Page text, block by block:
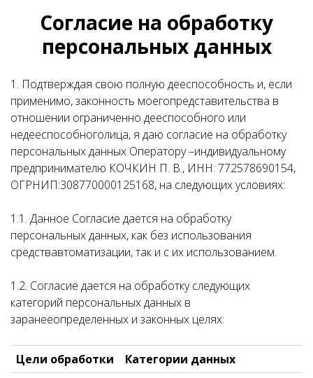
Согласие на обработку
персональных данных
1. Подтверждая свою полную дееспособность и, если
применимо, законность моегопредставительства в
отношении ограниченно дееспособного или
недееспособноголица, я даю согласие на обработку
персональных данных Оператору –индивидуальному
предпринимателю КОЧКИН П. В., ИНН: 772578690154,
ОГРНИП:308770000125168, на следующих условиях:
1.1. Данное Согласие дается на обработку
персональных данных, как без использования
средствавтоматизации, так и с их использованием.
1.2. Согласие дается на обработку следующих
категорий персональных данных в
заранееопределенных и законных целях:
Цели обработки
Категории данных